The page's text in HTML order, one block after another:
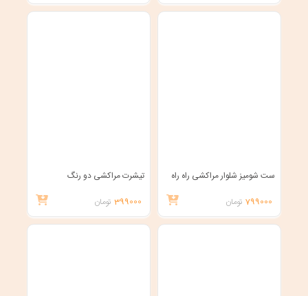
ست شومیز شلوار مراکشی راه راه
799000 تومان
تیشرت مراکشی دو رنگ
399000 تومان